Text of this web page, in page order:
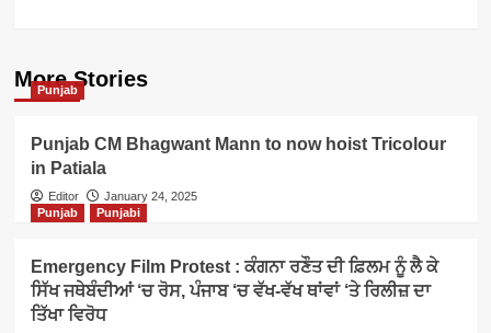
More Stories
Punjab
Punjab CM Bhagwant Mann to now hoist Tricolour
in Patiala
Editor
January 24, 2025
Punjab
Punjabi
Emergency Film Protest : ਕੰਗਨਾ ਰਣੌਤ ਦੀ ਫ਼ਿਲਮ ਨੂੰ ਲੈ ਕੇ
ਸਿੱਖ ਜਥੇਬੰਦੀਆਂ ‘ਚ ਰੋਸ, ਪੰਜਾਬ ‘ਚ ਵੱਖ-ਵੱਖ ਥਾਂਵਾਂ ‘ਤੇ ਰਿਲੀਜ਼ ਦਾ
ਤਿੱਖਾ ਵਿਰੋਧ